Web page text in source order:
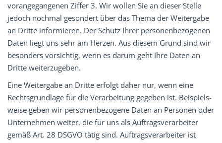
vorangegangenen Ziffer 3. Wir wollen Sie an dieser Stelle
jedoch nochmal gesondert über das Thema der Weitergabe
an Dritte informieren. Der Schutz Ihrer personenbezogenen
Daten liegt uns sehr am Herzen. Aus diesem Grund sind wir
besonders vorsichtig, wenn es darum geht Ihre Daten an
Dritte weiterzugeben.
Eine Weitergabe an Dritte erfolgt daher nur, wenn eine
Rechtsgrundlage für die Verarbeitung gegeben ist. Beispiels-
weise geben wir personenbezogene Daten an Personen oder
Unternehmen weiter, die für uns als Auftragsverarbeiter
gemäß Art. 28 DSGVO tätig sind. Auftragsverarbeiter ist